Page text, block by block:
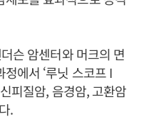
슨 암센터와 머크의 면
에서 ‘루닛 스코프 I
피질암, 음경암, 고환암
.